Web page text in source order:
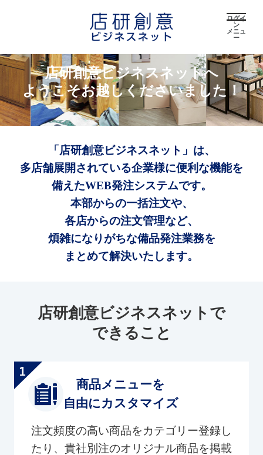
ログイ
ン
メニュ
ー
店研創意ビジネスネットへ
ようこそお越しくださいました！
「店研創意ビジネスネット」は、
多店舗展開されている企業様に便利な機能を
備えたWEB発注システムです。
本部からの一括注文や、
各店からの注文管理など、
煩雑になりがちな備品発注業務を
まとめて解決いたします。
店研創意ビジネスネットで
できること
商品メニューを
自由にカスタマイズ
注文頻度の高い商品をカテゴリー登録し
たり、貴社別注のオリジナル商品を掲載